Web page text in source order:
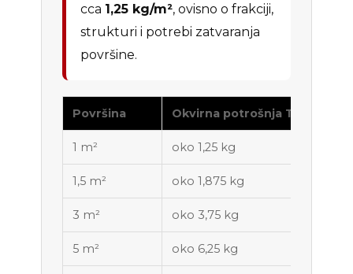
cca 1,25 kg/m², ovisno o frakciji,
strukturi i potrebi zatvaranja
površine.
Površina Okvirna potrošnja TopGel
1 m² oko 1,25 kg
1,5 m² oko 1,875 kg
3 m² oko 3,75 kg
5 m² oko 6,25 kg